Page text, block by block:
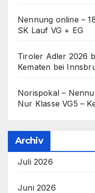
Nennung online –
SK Lauf VG + EG
Tiroler Adler 2026
Kematen bei
Norispokal –
Nur Klasse VG5 –
Archiv
Juli 2026
Juni 2026